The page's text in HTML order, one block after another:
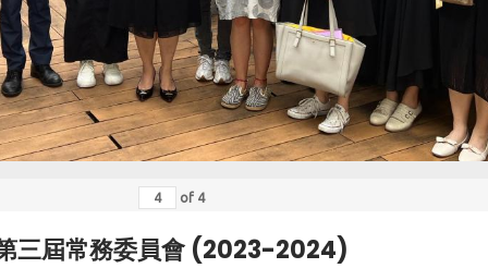
of 4
三屆常務委員會 (2023-2024)